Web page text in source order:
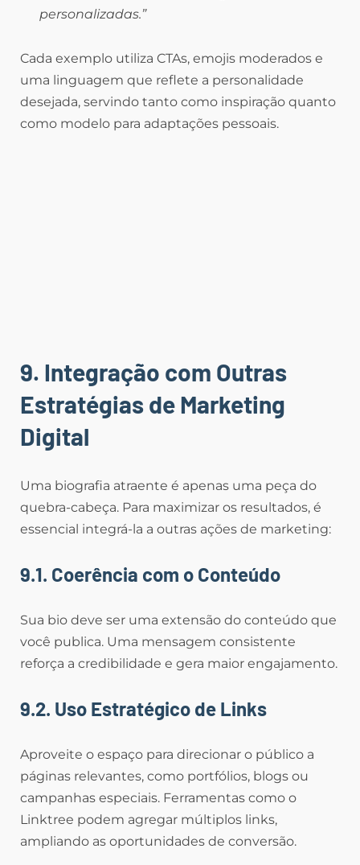
personalizadas.”
Cada exemplo utiliza CTAs, emojis moderados e
uma linguagem que reflete a personalidade
desejada, servindo tanto como inspiração quanto
como modelo para adaptações pessoais.
9. Integração com Outras
Estratégias de Marketing
Digital
Uma biografia atraente é apenas uma peça do
quebra-cabeça. Para maximizar os resultados, é
essencial integrá-la a outras ações de marketing:
9.1. Coerência com o Conteúdo
Sua bio deve ser uma extensão do conteúdo que
você publica. Uma mensagem consistente
reforça a credibilidade e gera maior engajamento.
9.2. Uso Estratégico de Links
Aproveite o espaço para direcionar o público a
páginas relevantes, como portfólios, blogs ou
campanhas especiais. Ferramentas como o
Linktree podem agregar múltiplos links,
ampliando as oportunidades de conversão.